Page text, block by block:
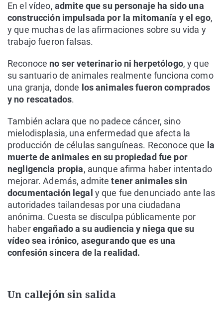
En el vídeo, admite que su personaje ha sido una
construcción impulsada por la mitomanía y el ego,
y que muchas de las afirmaciones sobre su vida y
trabajo fueron falsas.
Reconoce no ser veterinario ni herpetólogo, y que
su santuario de animales realmente funciona como
una granja, donde los animales fueron comprados
y no rescatados.
También aclara que no padece cáncer, sino
mielodisplasia, una enfermedad que afecta la
producción de células sanguíneas. Reconoce que la
muerte de animales en su propiedad fue por
negligencia propia, aunque afirma haber intentado
mejorar. Además, admitetener animales sin
documentación legal y que fue denunciado ante las
autoridades tailandesas por una ciudadana
anónima. Cuesta se disculpa públicamente por
haberengañado a su audiencia y niega que su
vídeo sea irónico, asegurando que es una
confesión sincera de la realidad.
Un callejón sin salida